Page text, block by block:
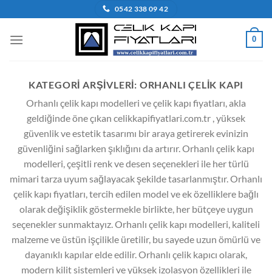
atla
0542 338 09 42
0
KATEGORI ARŞIVLERI: ORHANLI ÇELIK KAPI
Orhanlı çelik kapı modelleri ve çelik kapı fiyatları, akla
geldiğinde öne çıkan celikkapifiyatlari.com.tr , yüksek
güvenlik ve estetik tasarımı bir araya getirerek evinizin
güvenliğini sağlarken şıklığını da artırır. Orhanlı çelik kapı
modelleri, çeşitli renk ve desen seçenekleri ile her türlü
mimari tarza uyum sağlayacak şekilde tasarlanmıştır. Orhanlı
çelik kapı fiyatları, tercih edilen model ve ek özelliklere bağlı
olarak değişiklik göstermekle birlikte, her bütçeye uygun
seçenekler sunmaktayız. Orhanlı çelik kapı modelleri, kaliteli
malzeme ve üstün işçilikle üretilir, bu sayede uzun ömürlü ve
dayanıklı kapılar elde edilir. Orhanlı çelik kapıcı olarak,
modern kilit sistemleri ve yüksek izolasyon özellikleri ile